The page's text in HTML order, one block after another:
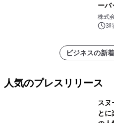
ーバ
プリ
他）
株式
3
ビジネスの新
人気のプレスリリース
スヌ
と